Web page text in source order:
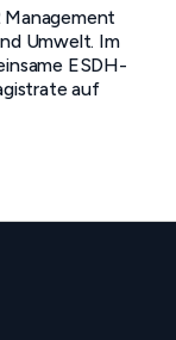
Umwelt. Im
ESDH-
auf